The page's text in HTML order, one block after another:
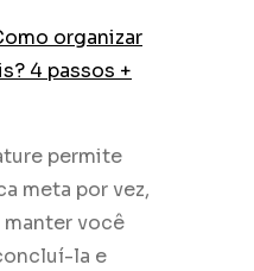
organizar
4 passos +
permite
meta por vez,
manter você
la e